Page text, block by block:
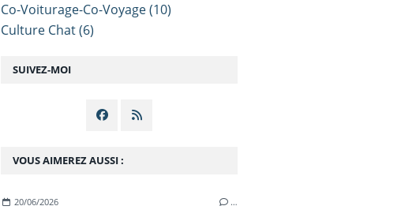
SUIVEZ-MOI
VOUS AIMEREZ AUSSI :
20/06/2026 …
Co-Voiturage-Co-Voyage(10)
Culture Chat(6)